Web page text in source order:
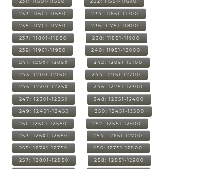
231: 11501-11550 232: 11551-11600
233: 11601-11650 234: 11651-11700
235: 11701-11750 236: 11751-11800
237: 11801-11850 238: 11851-11900
239: 11901-11950 240: 11951-12000
241: 12001-12050 242: 12051-12100
243: 12101-12150 244: 12151-12200
245: 12201-12250 246: 12251-12300
247: 12301-12350 248: 12351-12400
249: 12401-12450 250: 12451-12500
251: 12501-12550 252: 12551-12600
253: 12601-12650 254: 12651-12700
255: 12701-12750 256: 12751-12800
257: 12801-12850 258: 12851-12900